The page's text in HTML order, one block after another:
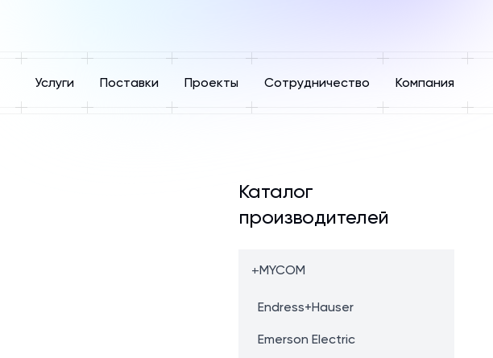
Услуги Поставки Проекты Сотрудничество Компания
Каталог
производителей
+MYCOM
Endress+Hauser
Emerson Electric